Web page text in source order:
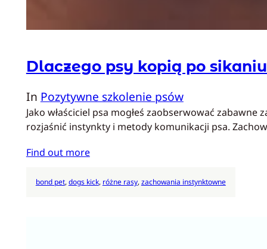
Dlaczego psy kopią po
In Pozytywne szkolenie psów
Jako właściciel psa mogłeś zaobserwować
rozjaśnić instynkty i metody komunikacji psa.
Find out more
bond pet, dogs kick, różne rasy, zachowania instynktowne